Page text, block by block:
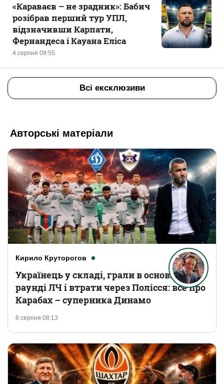
4 серпня 09:55
«Караваєв – не зрадник»: Бабич
розібрав перший тур УПЛ,
відзначивши Карпати,
Фернандеса і Кауана Еліса
Всі ексклюзиви
Авторські матеріали
Кирило Круторогов
6 серпня 08:13
Українець у складі, грали в основному
раунді ЛЧ і втрати через Полісся: все про
Карабах – суперника Динамо